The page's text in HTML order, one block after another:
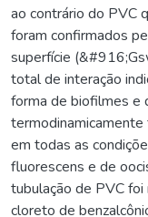
ao contrário do PVC
foram confirmados
superfície
total de interação
forma de biofilmes e
em todas as
fluorescens e de
tubulação de PVC
cloreto de